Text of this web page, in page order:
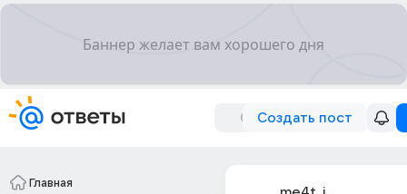
Создать пост
Главная